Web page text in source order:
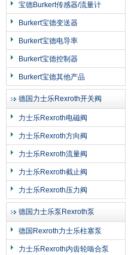
宝德Burkert传感器/流量计
Burkert宝德变送器
Burkert宝德电导率
Burkert宝德控制器
Burkert宝德其他产品
德国力士乐Rexroth开关阀
力士乐Rexroth电磁阀
力士乐Rexroth方向阀
力士乐Rexroth流量阀
力士乐Rexroth截止阀
力士乐Rexroth压力阀
德国力士乐泵Rexroth泵
德国Rexroth力士乐柱塞泵
力士乐Rexroth内齿轮啮合泵